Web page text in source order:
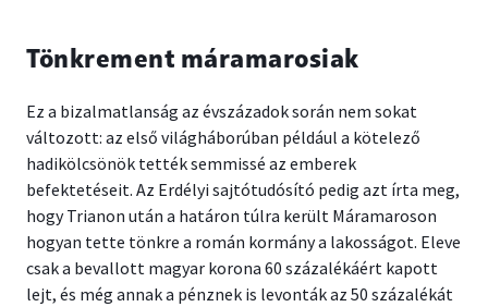
Tönkrement máramarosiak
Ez a bizalmatlanság az évszázadok során nem sokat
változott: az első világháborúban például a kötelező
hadikölcsönök tették semmissé az emberek
befektetéseit. Az Erdélyi sajtótudósító pedig azt írta meg,
hogy Trianon után a határon túlra került Máramaroson
hogyan tette tönkre a román kormány a lakosságot. Eleve
csak a bevallott magyar korona 60 százalékáért kapott
lejt, és még annak a pénznek is levonták az 50 százalékát